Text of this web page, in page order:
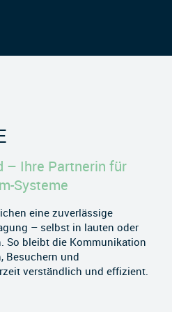
– Ihre Partnerin für
Systeme
eine zuverlässige
– selbst in lauten oder
So bleibt die Kommunikation
Besuchern und
verständlich und effizient.